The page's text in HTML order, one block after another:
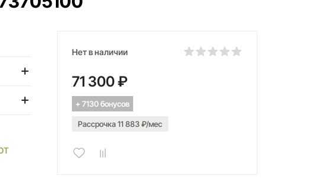
Нет в наличии
71 300 ₽
+ 7130 бонусов
Рассрочка 11 883 ₽/мес